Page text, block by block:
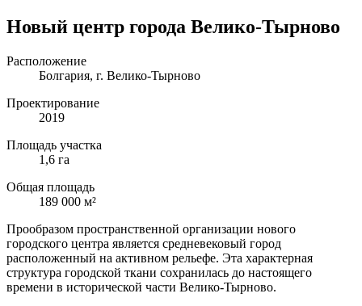
Новый центр города Велико-Тырново
Расположение
Болгария, г. Велико-Тырново
Проектирование
2019
Площадь участка
1,6 га
Общая площадь
189 000 м²
Прообразом пространственной организации нового
городского центра является средневековый город
расположенный на активном рельефе. Эта характерная
структура городской ткани сохранилась до настоящего
времени в исторической части Велико-Тырново.